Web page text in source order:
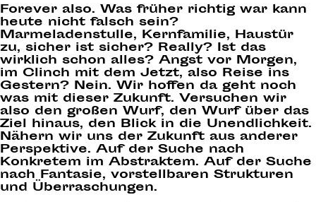
Forever also. Was früher richtig war kann
heute nicht falsch sein?
Marmeladenstulle, Kernfamilie, Haustür
zu, sicher ist sicher? Really? Ist das
wirklich schon alles? Angst vor Morgen,
im Clinch mit dem Jetzt, also Reise ins
Gestern? Nein. Wir hoffen da geht noch
was mit dieser Zukunft. Versuchen wir
also den großen Wurf, den Wurf über das
Ziel hinaus, den Blick in die Unendlichkeit.
Nähern wir uns der Zukunft aus anderer
Perspektive. Auf der Suche nach
Konkretem im Abstraktem. Auf der Suche
nach Fantasie, vorstellbaren Strukturen
und Überraschungen.